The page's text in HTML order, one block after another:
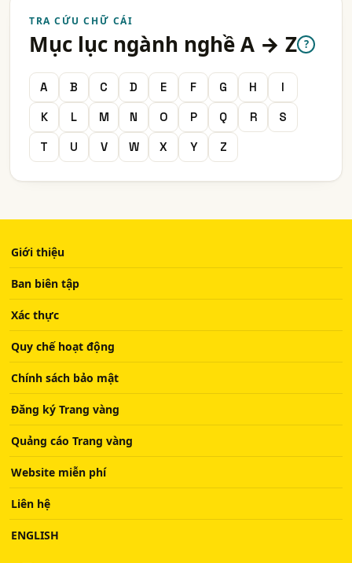
TRA CỨU CHỮ CÁI
Mục lục ngành nghề A → Z ?
A B C D E F G H
I
K
L M N O P Q R
S
T
U V W X Y Z
Giới thiệu
Ban biên tập
Xác thực
Quy chế hoạt động
Chính sách bảo mật
Đăng ký Trang vàng
Quảng cáo Trang vàng
Website miễn phí
Liên hệ
ENGLISH